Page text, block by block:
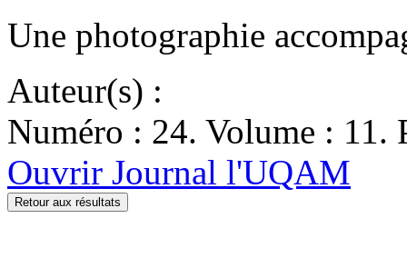
Une photographie
Auteur(s) :
Numéro : 24. Volume : 11.
Ouvrir Journal l'UQAM
Retour aux résultats